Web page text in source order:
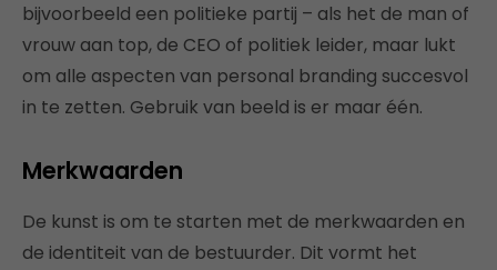
bijvoorbeeld een politieke partij – als het de man of
vrouw aan top, de CEO of politiek leider, maar lukt
om alle aspecten van personal branding succesvol
in te zetten. Gebruik van beeld is er maar één.
Merkwaarden
De kunst is om te starten met de merkwaarden en
de identiteit van de bestuurder. Dit vormt het